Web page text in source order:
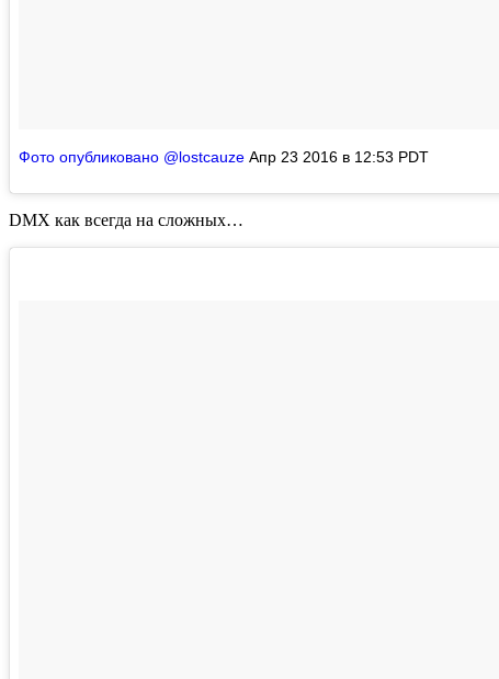
Фото опубликовано @lostcauze Апр 23 2016 в 12:53 PDT
DMX как всегда на сложных…